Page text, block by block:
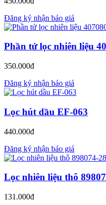
Đăng ký nhận báo giá
Phần tử lọc nhiên liệu
350.000đ
Đăng ký nhận báo giá
Lọc hút dầu EF-063
440.000đ
Đăng ký nhận báo giá
Lọc nhiên liệu thô
131.000đ